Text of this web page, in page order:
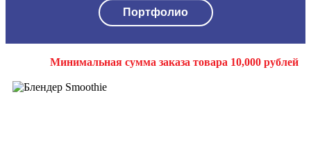
Портфолио
Минимальная сумма заказа товара 10,000 рублей